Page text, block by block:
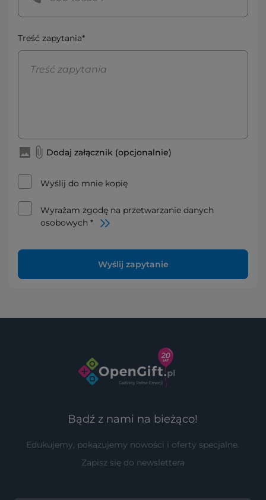
Treść zapytania*
Dodaj załącznik (opcjonalnie)
Wyślij do mnie kopię
Wyrażam zgodę na przetwarzanie danych
osobowych *
Wyślij zapytanie
Bądź z nami na bieżąco!
Edukujemy, pokazujemy nowości i oferty specjalne.
Zapisz się do newslettera